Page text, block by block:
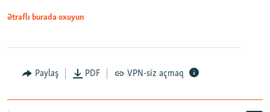
Ətraflı burada oxuyun
Paylaş PDF VPN-siz açmaq